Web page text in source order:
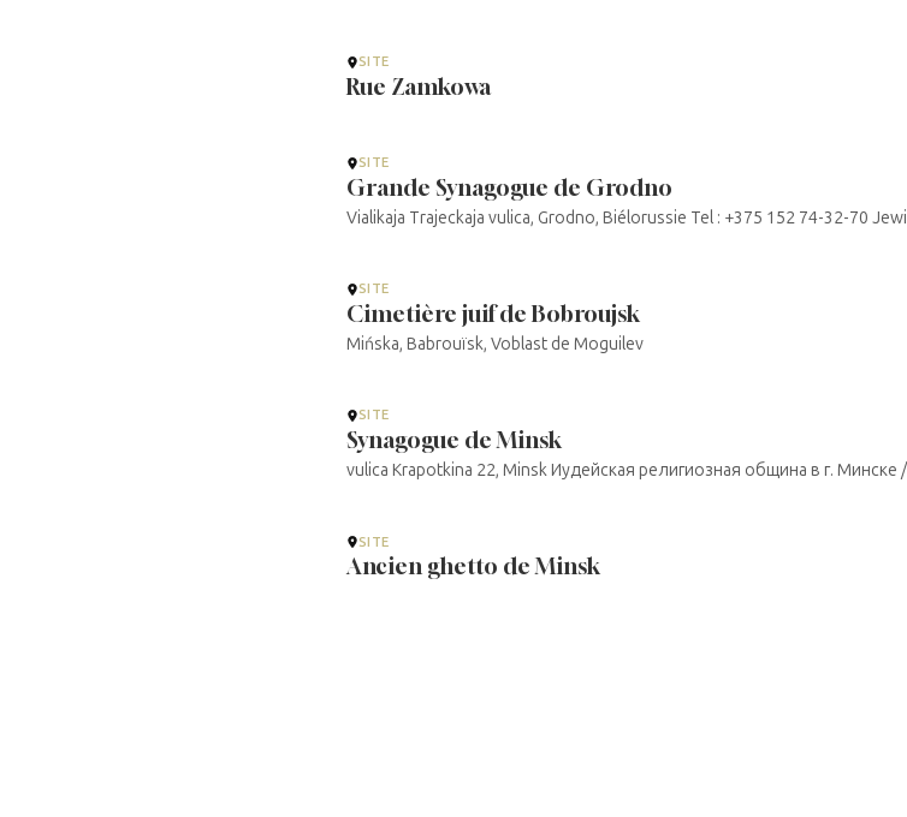
SITE
Rue Zamkowa
SITE
Grande Synagogue de Grodno
Vialikaja Trajeckaja vulica, Grodno, Biélorussie Tel : +375 152 74-32-70
SITE
Cimetière juif de Bobroujsk
Mińska, Babrouïsk, Voblast de Moguilev
SITE
Synagogue de Minsk
vulica Krapotkina 22, Minsk Иудейская религиозная община в г.
SITE
Ancien ghetto de Minsk